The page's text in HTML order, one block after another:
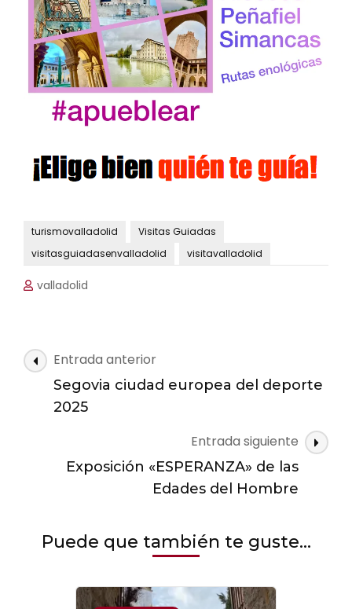
turismovalladolid
Visitas Guiadas
visitasguiadasenvalladolid
visitavalladolid
valladolid
Navegación
de
Entrada anterior
Segovia ciudad europea del deporte
2025
Entrada siguiente
Exposición «ESPERANZA» de las
Edades del Hombre
Puede que también te guste...